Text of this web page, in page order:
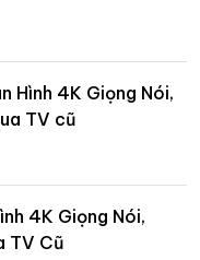
Hình 4K Giọng Nói,
TV cũ
4K Giọng Nói,
TV Cũ